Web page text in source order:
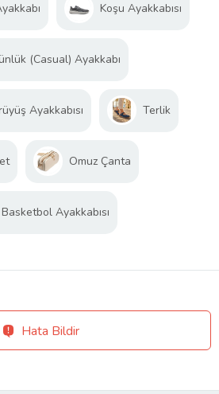
Koşu Ayakkabısı
(Casual) Ayakkabı
Ayakkabısı Terlik
Omuz Çanta
Basketbol Ayakkabısı
Hata Bildir